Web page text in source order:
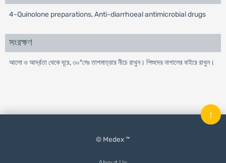
4-Quinolone preparations, Anti-diarrhoeal antimicrobial drugs
সংরক্ষণ
আলো ও আর্দ্রতা থেকে দূরে, ৩০°সেঃ তাপমাত্রার নীচে রাখুন। শিশুদের নাগালের বাইরে রাখুন।
© Medex ™
↑